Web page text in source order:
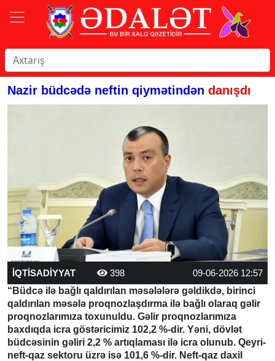
Nazir büdcədə neftin qiymətindən danışdı
İQTİSADİYYAT 398
09-06-2026 12:57
“Büdcə ilə bağlı qaldırılan məsələlərə gəldikdə, birinci
qaldırılan məsələ proqnozlaşdırma ilə bağlı olaraq gəlir
proqnozlarımıza toxunuldu. Gəlir proqnozlarımıza
baxdıqda icra göstəricimiz 102,2 %-dir. Yəni, dövlət
büdcəsinin gəliri 2,2 % artıqlaması ilə icra olunub. Qeyri-
neft-qaz sektoru üzrə isə 101,6 %-dir. Neft-qaz daxil